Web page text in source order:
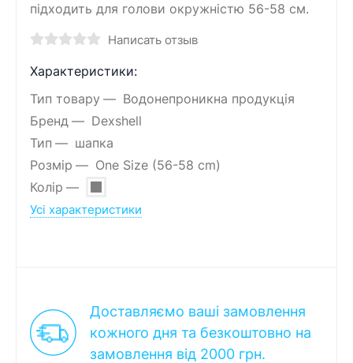
підходить для голови окружністю 56-58 см.
Написать отзыв
Характеристики:
Тип товару
Водонепроникна продукція
Бренд
Dexshell
Тип
шапка
Розмір
One Size (56-58 cm)
Колір
Усі характеристики
Доставляємо ваші замовлення
кожного дня та безкоштовно на
замовлення від 2000 грн.